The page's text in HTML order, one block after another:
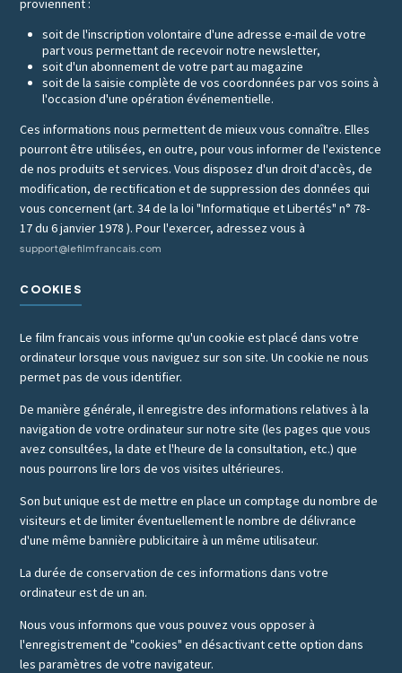
proviennent :
soit de l'inscription volontaire d'une adresse e-mail de votre
part vous permettant de recevoir notre newsletter,
soit d'un abonnement de votre part au magazine
soit de la saisie complète de vos coordonnées par vos soins à
l'occasion d'une opération événementielle.
Ces informations nous permettent de mieux vous connaître. Elles
pourront être utilisées, en outre, pour vous informer de l'existence
de nos produits et services. Vous disposez d'un droit d'accès, de
modification, de rectification et de suppression des données qui
vous concernent (art. 34 de la loi "Informatique et Libertés" n° 78-
17 du 6 janvier 1978 ). Pour l'exercer, adressez vous à
support@lefilmfrancais.com
COOKIES
Le film francais vous informe qu'un cookie est placé dans votre
ordinateur lorsque vous naviguez sur son site. Un cookie ne nous
permet pas de vous identifier.
De manière générale, il enregistre des informations relatives à la
navigation de votre ordinateur sur notre site (les pages que vous
avez consultées, la date et l'heure de la consultation, etc.) que
nous pourrons lire lors de vos visites ultérieures.
Son but unique est de mettre en place un comptage du nombre de
visiteurs et de limiter éventuellement le nombre de délivrance
d'une même bannière publicitaire à un même utilisateur.
La durée de conservation de ces informations dans votre
ordinateur est de un an.
Nous vous informons que vous pouvez vous opposer à
l'enregistrement de "cookies" en désactivant cette option dans
les paramètres de votre navigateur.